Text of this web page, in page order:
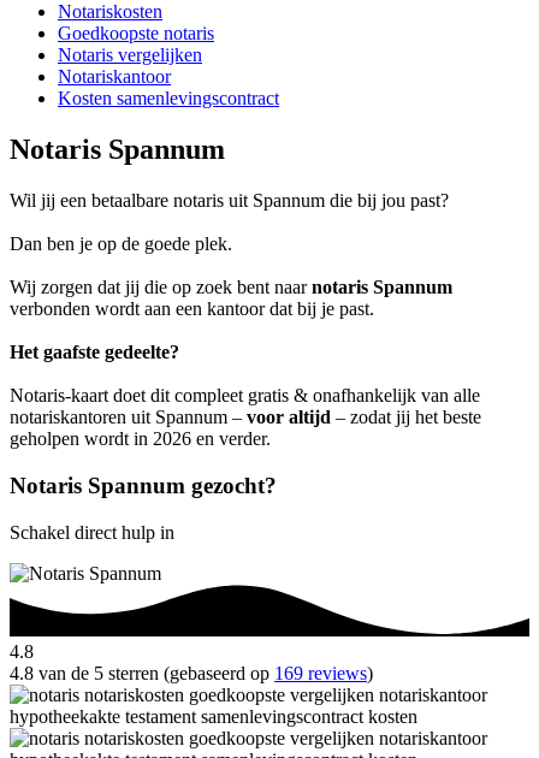
Notariskosten
Goedkoopste notaris
Notaris vergelijken
Notariskantoor
Kosten samenlevingscontract
Notaris Spannum
Wil jij een betaalbare notaris uit Spannum die bij jou past?
Dan ben je op de goede plek.
Wij zorgen dat jij die op zoek bent naarnotaris Spannum
verbonden wordt aan een kantoor dat bij je past.
Het gaafste gedeelte?
Notaris-kaart doet dit compleet gratis & onafhankelijk van alle
notariskantoren uit Spannum – voor altijd – zodat jij het beste
geholpen wordt in 2026 en verder.
Notaris Spannum gezocht?
Schakel direct hulp in
4.8
4.8 van de 5 sterren (gebaseerd op 169 reviews)